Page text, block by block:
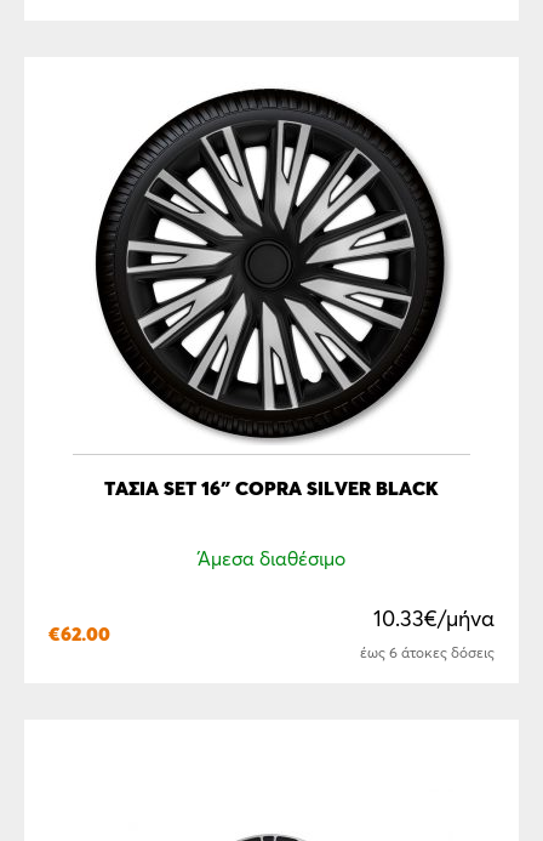
ΤΆΣΙΑ SET 16″ COPRA SILVER BLACK
Άμεσα διαθέσιμο
€62.00
10.33€/μήνα
έως 6 άτοκες δόσεις